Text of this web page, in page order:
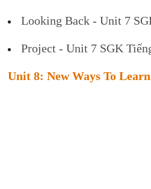
Looking Back - Unit 7
Project - Unit 7 SGK
Unit 8: New Ways To Learn